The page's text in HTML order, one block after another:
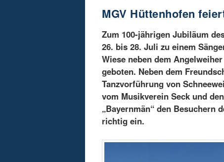
MGV Hüttenhofen
Zum 100-jährigen Jubiläum
26. bis 28. Juli zu einem
Wiese neben dem
geboten. Neben dem
Tanzvorführung von
vom Musikverein Seck und
„Bayernmän“ den Besuchern
richtig ein.